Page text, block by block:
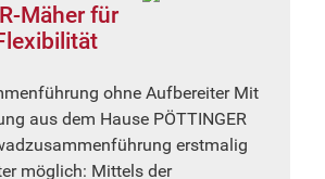
Mäher für
ohne Aufbereiter Mit
aus dem Hause PÖTTINGER
erstmalig
möglich: Mittels der